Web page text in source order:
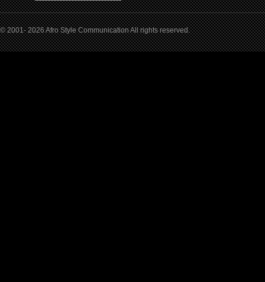
© 2001- 2026 Afro Style Communication All rights reserved.